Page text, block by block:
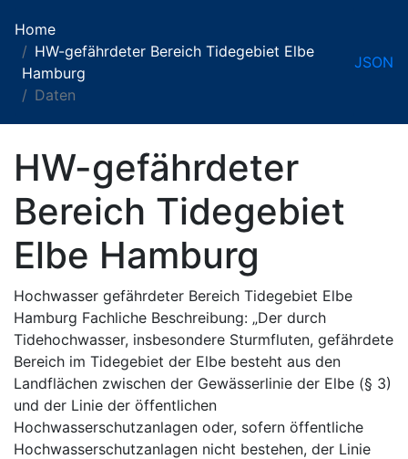
Home
HW-gefährdeter Bereich Tidegebiet Elbe
Hamburg
Daten
JSON
HW-gefährdeter
Bereich Tidegebiet
Elbe Hamburg
Hochwasser gefährdeter Bereich Tidegebiet Elbe
Hamburg Fachliche Beschreibung: „Der durch
Tidehochwasser, insbesondere Sturmfluten, gefährdete
Bereich im Tidegebiet der Elbe besteht aus den
Landflächen zwischen der Gewässerlinie der Elbe (§ 3)
und der Linie der öffentlichen
Hochwasserschutzanlagen oder, sofern öffentliche
Hochwasserschutzanlagen nicht bestehen, der Linie